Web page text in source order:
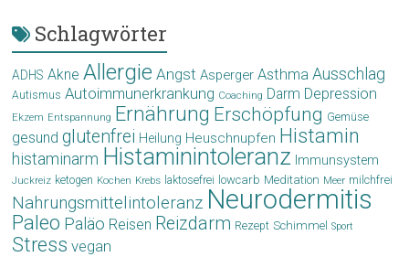
Schlagwörter
ADHS Akne Allergie Angst Asperger Asthma Ausschlag
Autismus Autoimmunerkrankung Coaching Darm Depression
Ekzem Entspannung Ernährung Erschöpfung Gemüse
gesund glutenfrei Heilung Heuschnupfen Histamin
histaminarm Histaminintoleranz Immunsystem
Juckreiz ketogen Kochen Krebs laktosefrei lowcarb Meditation Meer milchfrei
Nahrungsmittelintoleranz Neurodermitis
Paleo Paläo Reisen Reizdarm Rezept Schimmel Sport
Stress vegan